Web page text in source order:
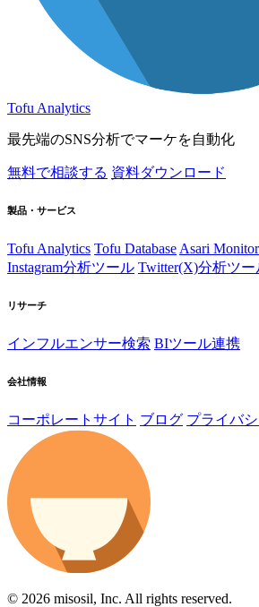
Tofu Analytics
最先端のSNS分析でマーケを自動化
無料で相談する 資料ダウンロード
製品・サービス
Tofu Analytics Tofu Database Asari
Instagram分析ツール Twitter(X)分析ツー
リサーチ
インフルエンサー検索 BIツール連携
会社情報
コーポレートサイト ブログ プライバ
© 2026 misosil, Inc. All rights reserved.